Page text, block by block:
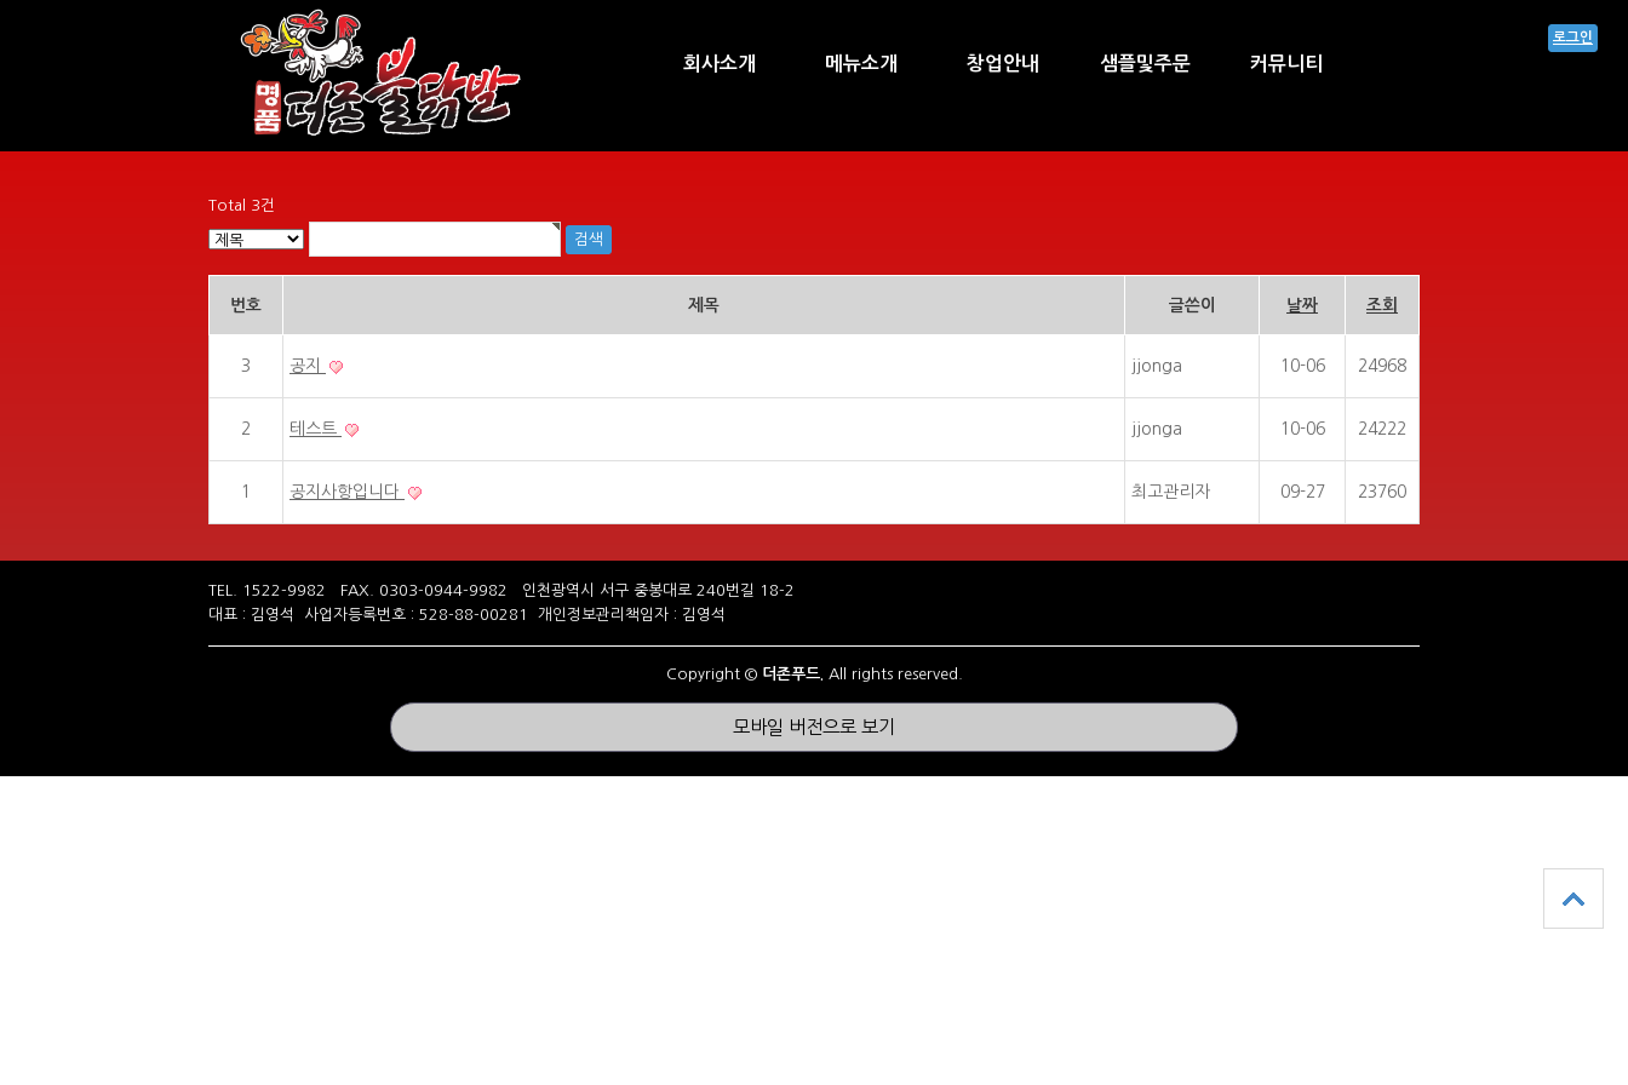
회사소개 메뉴소개 창업안내 샘플및주문 커뮤니티
로그인
Total 3건
번호 제목 글쓴이 날짜 조회
3 공지 jjonga 10-06 24968
2 테스트 jjonga 10-06 24222
1 공지사항입니다 최고관리자 09-27 23760
TEL. 1522-9982 FAX. 0303-0944-9982 인천광역시 서구 중봉대로 240번길 18-2
대표 : 김영석 사업자등록번호 : 528-88-00281 개인정보관리책임자 : 김영석
Copyright © 더존푸드. All rights reserved.
모바일 버전으로 보기